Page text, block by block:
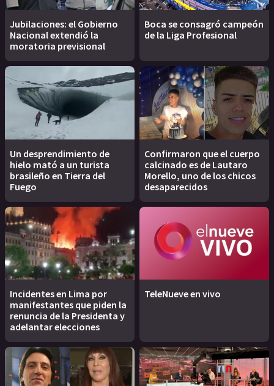
Jubilaciones: el Gobierno
Nacional extendió la
moratoria previsional
Boca se consagró campeón
de la Liga Profesional
Un desprendimiento de
hielo mató a un turista
brasileño en Tierra del
Fuego
Confirmaron que el cuerpo
calcinado es de Lautaro
Morello, uno de los chicos
desaparecidos
Incidentes en Lima por
manifestantes que piden la
renuncia de la Presidenta y
adelantar elecciones
TeleNueve en vivo